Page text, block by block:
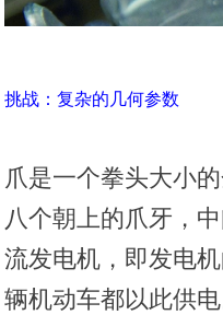
挑战：复杂的几何参数
爪是一个拳头大小
八个朝上的爪牙，
流发电机，即发电
辆机动车都以此供